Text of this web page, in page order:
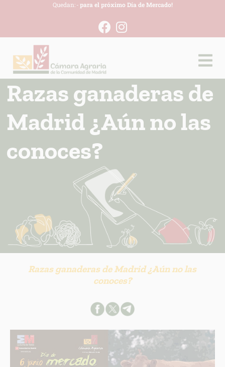
Quedan: -para el próximo Día de Mercado!
Razas ganaderas de
Madrid ¿Aún no las
conoces?
Razas ganaderas de Madrid ¿Aún no las
conoces?